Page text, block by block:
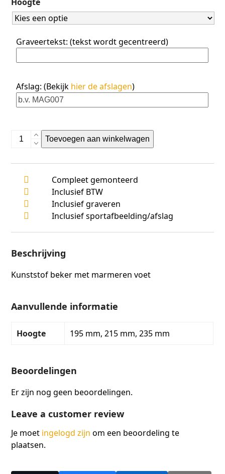
5
Graveertekst: (tekst wordt gecentreerd)
Afslag: (Bekijk hier de afslagen)
AR1071
Toevoegen aan winkelwagen
Compleet gemonteerd
Inclusief BTW
Inclusief graveren
Inclusief sportafbeelding/afslag
Beschrijving
Kunststof beker met marmeren voet
Aanvullende informatie
Hoogte 195 mm, 215 mm, 235 mm
Beoordelingen
Er zijn nog geen beoordelingen.
Leave a customer review
Je moet ingelogd zijn om een beoordeling te
plaatsen.